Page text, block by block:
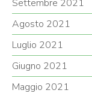
Settembre 2021
Agosto 2021
Luglio 2021
Giugno 2021
Maggio 2021